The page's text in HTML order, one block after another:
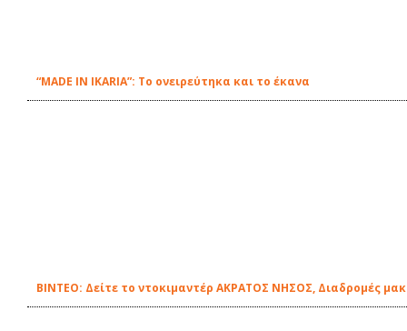
“MADE IN IKARIA”: Το ονειρεύτηκα και το έκανα
ΒΙΝΤΕΟ: Δείτε το ντοκιμαντέρ ΑΚΡΑΤΟΣ ΝΗΣΟΣ, Διαδρομές